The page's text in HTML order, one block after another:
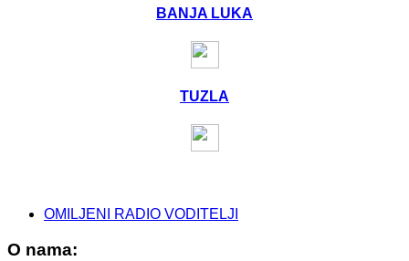
BANJA LUKA
TUZLA
OMILJENI RADIO VODITELJI
O nama: